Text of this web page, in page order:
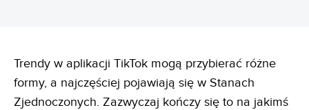
Trendy w aplikacji TikTok mogą przybierać różne
formy, a najczęściej pojawiają się w Stanach
Zjednoczonych. Zazwyczaj kończy się to na jakimś